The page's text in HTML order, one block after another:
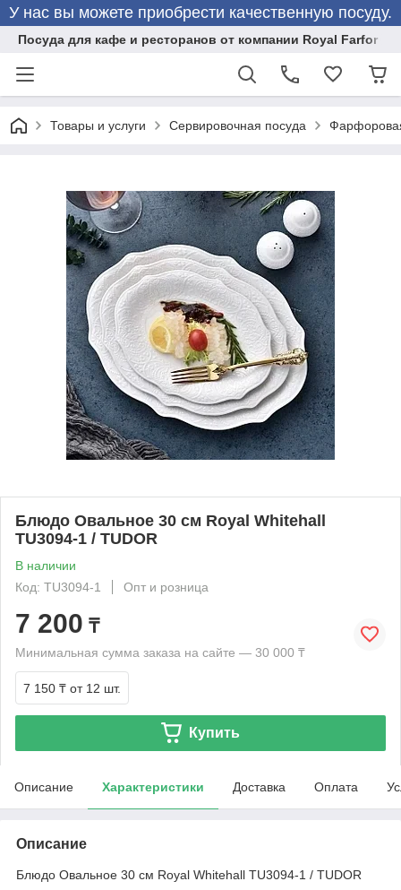
У нас вы можете приобрести качественную посуду.
Посуда для кафе и ресторанов от компании Royal Farfor
Товары и услуги Сервировочная посуда
Блюдо Овальное 30 см Royal Whitehall
TU3094-1 / TUDOR
В наличии
Код: TU3094-1
Опт и розница
7 200 ₸
Минимальная сумма заказа на сайте — 30 000 ₸
7 150 ₸ от 12 шт.
Купить
Описание Характеристики Доставка Оплата
Описание
Блюдо Овальное 30 см Royal Whitehall TU3094-1 / TUDOR